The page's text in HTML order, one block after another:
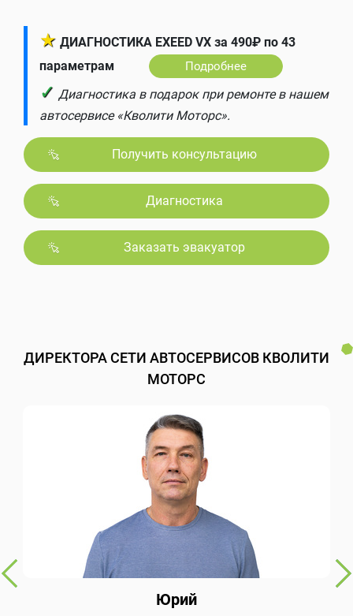
★ ДИАГНОСТИКА EXEED VX за 490₽ по 43
параметрам
Подробнее
✓ Диагностика в подарок при ремонте в нашем
автосервисе «Кволити Моторс».
Получить консультацию
Диагностика
Заказать эвакуатор
ДИРЕКТОРА СЕТИ АВТОСЕРВИСОВ КВОЛИТИ
МОТОРС
Юрий